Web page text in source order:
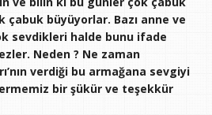
çabuk büyüyorlar. Bazı anne ve
sevdikleri halde bunu ifade
Neden ? Ne zaman
verdiği bu armağana sevgiyi
bir şükür ve teşekkür